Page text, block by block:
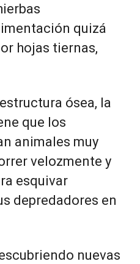
quizá
hojas tiernas,
ósea, la
que los
animales muy
velozmente y
esquivar
depredadores en
nuevas